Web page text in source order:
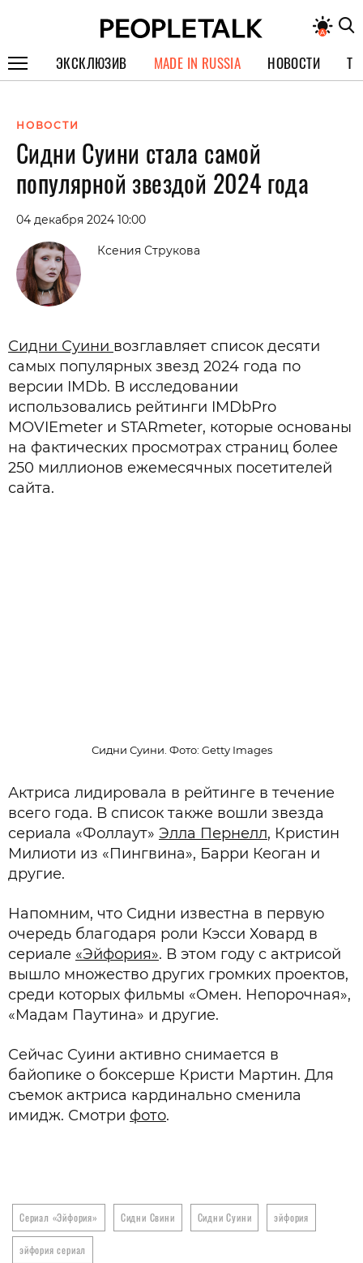
ЭКСКЛЮЗИВ
СПЕЦПРОЕКТЫ
ИНТЕРВЬЮ
ПОКОЛЕНИЕ
MADE IN RUSSIA НОВОСТИ
НОВОСТИ
Сидни Суини стала самой
популярной звездой 2024 года
04 декабря 2024 10:00
Ксения Струкова
Сидни Суини возглавляет список десяти
самых популярных звезд 2024 года по
версии IMDb. В исследовании
использовались рейтинги IMDbPro
MOVIEmeter и STARmeter, которые основаны
на фактических просмотрах страниц более
250 миллионов ежемесячных посетителей
сайта.
Сидни Суини. Фото: Getty Images
Актриса лидировала в рейтинге в течение
всего года. В список также вошли звезда
сериала «Фоллаут» Элла Пернелл, Кристин
Милиоти из «Пингвина», Барри Кеоган и
другие.
Напомним, что Сидни известна в первую
очередь благодаря роли Кэсси Ховард в
сериале «Эйфория». В этом году с актрисой
вышло множество других громких проектов,
среди которых фильмы «Омен. Непорочная»,
«Мадам Паутина» и другие.
Сейчас Суини активно снимается в
байопике о боксерше Кристи Мартин. Для
съемок актриса кардинально сменила
имидж. Смотри фото.
Сериал «Эйфория» Сидни Свини Сидни Суини эйфория
эйфория сериал